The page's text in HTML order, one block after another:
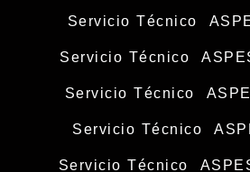
Servicio Técnico
Servicio Técnico
Servicio Técnico
Servicio Técnico
Servicio Técnico